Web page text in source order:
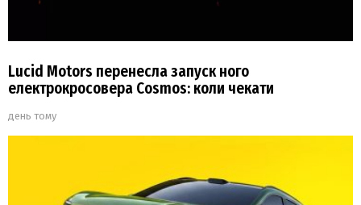
Lucid Motors перенесла запуск ного
електрокросовера Cosmos: коли чекати
день тому